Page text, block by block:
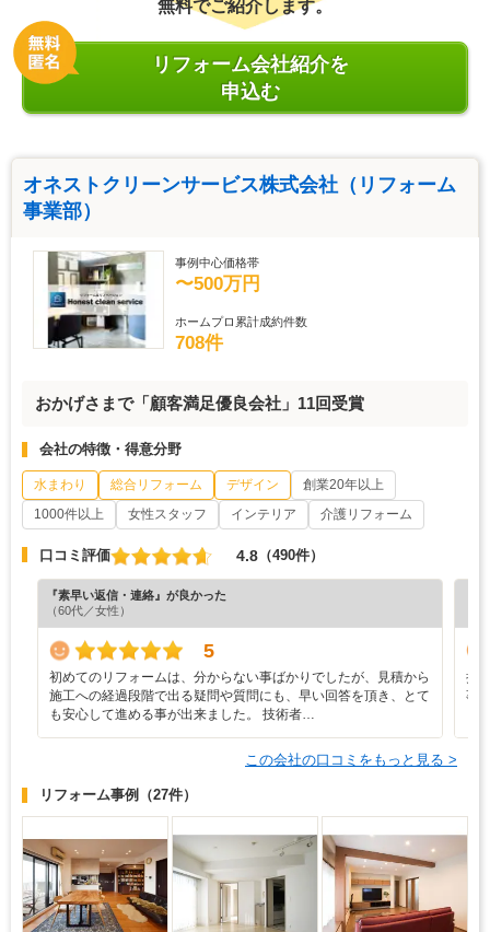
無料でご紹介します。
リフォーム会社紹介を
申込む
オネストクリーンサービス株式会社（リフォーム
事業部）
事例中心価格帯
〜500万円
ホームプロ累計成約件数
708件
おかげさまで「顧客満足優良会社」11回受賞
会社の特徴・得意分野
水まわり 総合リフォーム デザイン
創業20年以上
1000件以上
女性スタッフ インテリア 介護リフォーム
口コミ評価 4.8 （490件）
『素早い返信・連絡』が良かった
（60代／女性）
5
初めてのリフォームは、分からない事ばかりでしたが、見積から
施工への経過段階で出る疑問や質問にも、早い回答を頂き、とて
も安心して進める事が出来ました。 技術者…
担
事
この会社の口コミをもっと見る >
リフォーム事例 （27件）